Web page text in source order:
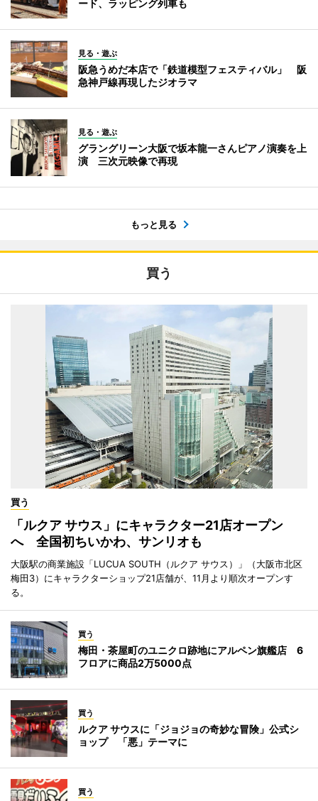
ード、ラッピング列車も
見る・遊ぶ
阪急うめだ本店で「鉄道模型フェスティバル」 阪
急神戸線再現したジオラマ
見る・遊ぶ
グラングリーン大阪で坂本龍一さんピアノ演奏を上
演 三次元映像で再現
もっと見る
買う
買う
「ルクア サウス」にキャラクター21店オープン
へ 全国初ちいかわ、サンリオも
大阪駅の商業施設「LUCUA SOUTH（ルクア サウス）」（大阪市北区
梅田3）にキャラクターショップ21店舗が、11月より順次オープンす
る。
買う
梅田・茶屋町のユニクロ跡地にアルペン旗艦店 6
フロアに商品2万5000点
買う
ルクア サウスに「ジョジョの奇妙な冒険」公式シ
ョップ 「悪」テーマに
買う